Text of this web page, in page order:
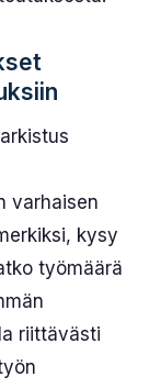
varhaisen
kysy
työmäärä
riittävästi